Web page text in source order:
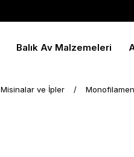
Balık Av Malzemeleri
Misinalar ve İpler